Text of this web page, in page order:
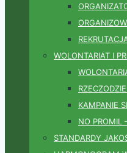
WOLONTARIAT I
KAMPANIE
NO PROMIL
STANDARDY